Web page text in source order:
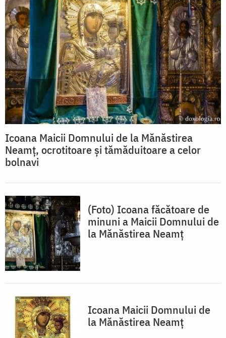
Icoana Maicii Domnului de la Mănăstirea
Neamț, ocrotitoare și tămăduitoare a celor
bolnavi
(Foto) Icoana făcătoare de
minuni a Maicii Domnului de
la Mănăstirea Neamț
Icoana Maicii Domnului de
la Mănăstirea Neamț